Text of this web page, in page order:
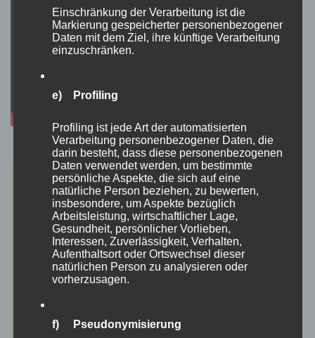
Einschränkung der Verarbeitung ist die
Markierung gespeicherter personenbezogener
Daten mit dem Ziel, ihre künftige Verarbeitung
einzuschränken.
e) Profiling
Profiling ist jede Art der automatisierten
Verarbeitung personenbezogener Daten, die
darin besteht, dass diese personenbezogenen
Daten verwendet werden, um bestimmte
persönliche Aspekte, die sich auf eine
natürliche Person beziehen, zu bewerten,
insbesondere, um Aspekte bezüglich
Arbeitsleistung, wirtschaftlicher Lage,
Gesundheit, persönlicher Vorlieben,
Interessen, Zuverlässigkeit, Verhalten,
Aufenthaltsort oder Ortswechsel dieser
natürlichen Person zu analysieren oder
vorherzusagen.
f) Pseudonymisierung